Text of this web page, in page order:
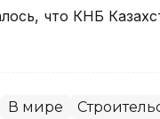
что КНБ
В мире